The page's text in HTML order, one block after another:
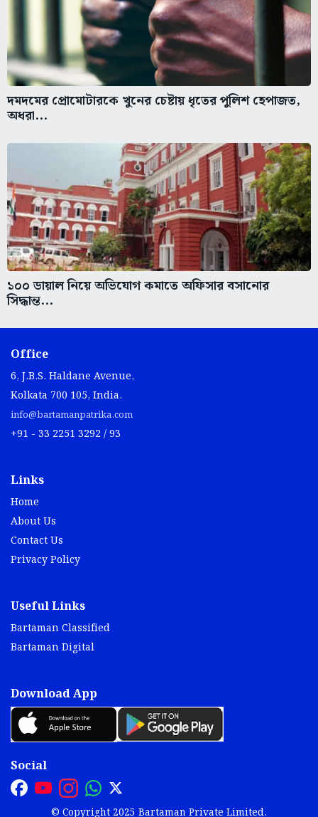
দমদমের প্রোমোটারকে খুনের চেষ্টায় ধৃতের পুলিশ হেপাজত,
অধরা...
১০০ ডায়াল নিয়ে অভিযোগ কমাতে অফিসার বসানোর
সিদ্ধান্ত...
Office
6, J.B.S. Haldane Avenue,
Kolkata 700 105, India.
info@bartamanpatrika.com
+91 - 33 2251 3292 / 93
Links
Home
About Us
Contact Us
Privacy Policy
Useful Links
Bartaman Classified
Bartaman Digital
Download App
Social
© Copyright 2025 Bartaman Private Limited.